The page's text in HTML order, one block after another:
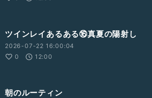
ツインレイあるある⑯真夏の陽射し
2026-07-22 16:00:04
0
12:00
朝のルーティン